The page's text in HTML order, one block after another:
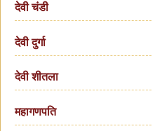
देवी चंडी
देवी दुर्गा
देवी शीतला
महागणपति